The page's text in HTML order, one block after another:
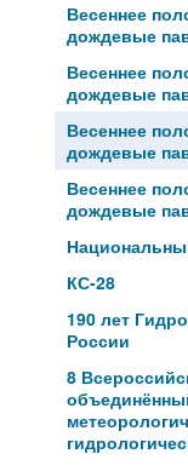
Весеннее
дождевые
Весеннее
дождевые
Весеннее
дождевые
Весеннее
дождевые
КС-28
190 лет
России
8